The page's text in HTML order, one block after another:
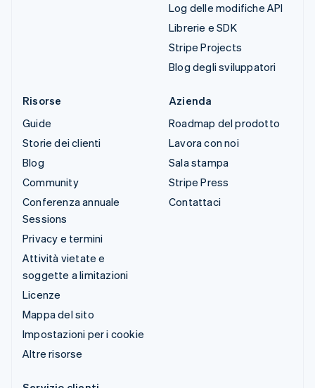
Log delle modifiche API
Librerie e SDK
Stripe Projects
Blog degli sviluppatori
Risorse
Guide
Storie dei clienti
Blog
Community
Conferenza annuale
Sessions
Privacy e termini
Attività vietate e
soggette a limitazioni
Licenze
Mappa del sito
Impostazioni per i cookie
Altre risorse
Azienda
Roadmap del prodotto
Lavora con noi
Sala stampa
Stripe Press
Contattaci